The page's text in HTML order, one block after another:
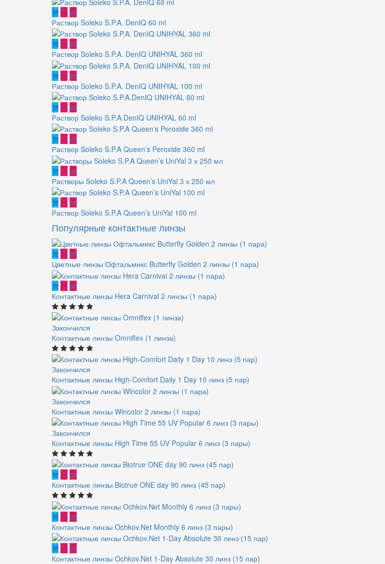
Раствор Soleko S.P.A. DenIQ 60 ml
Раствор Soleko S.P.A. DenIQ UNIHYAL 360 ml
Раствор Soleko S.P.A. DenIQ UNIHYAL 100 ml
Раствор Soleko S.P.A.DenIQ UNIHYAL 60 ml
Раствор Soleko S.P.A Queen’s Peroxide 360 ml
Растворы Soleko S.P.A Queen’s UniYal 3 х 250 мл
Раствор Soleko S.P.A Queen’s UniYal 100 ml
Популярные контактные линзы
Цветные линзы Офтальмикс Butterfly Golden 2 линзы (1 пара)
Контактные линзы Hera Carnival 2 линзы (1 пара)
Закончился
Контактные линзы Omniflex (1 линза)
Закончился
Контактные линзы High-Comfort Daily 1 Day 10 линз (5 пар)
Закончился
Контактные линзы Wincolor 2 линзы (1 пара)
Закончился
Контактные линзы High Time 55 UV Popular 6 линз (3 пары)
Контактные линзы Biotrue ONE day 90 линз (45 пар)
Контактные линзы Ochkov.Net Monthly 6 линз (3 пары)
Контактные линзы Ochkov.Net 1-Day Absolute 30 линз (15 пар)